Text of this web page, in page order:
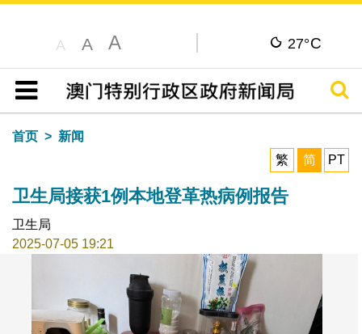
A A A 27°C
目录
搜寻
首页
新闻
繁
简 PT
卫生局接获1例本地登革热病例报告
卫生局
2025-07-05 19:21